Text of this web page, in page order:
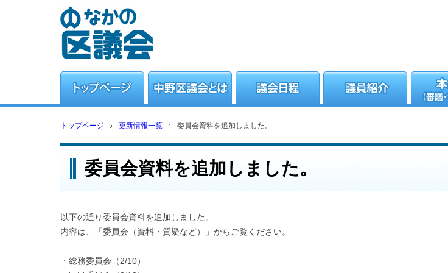
トップページ 更新情報一覧 委員会資料を追加しました。
委員会資料を追加しました。
以下の通り委員会資料を追加しました。
内容は、「委員会（資料・質疑など）」からご覧ください。
・総務委員会（2/10）